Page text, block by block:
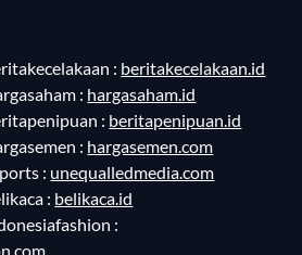
: beritakecelakaan.id
: hargasaham.id
: beritapenipuan.id
: hargasemen.com
: unequalledmedia.com
: belikaca.id
: